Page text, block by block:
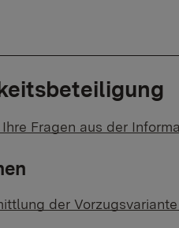
Fragen aus der
der